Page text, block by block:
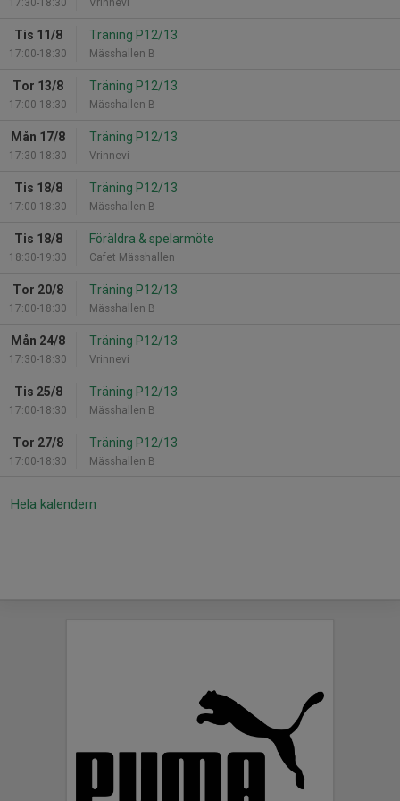
17:30-18:30 Vrinnevi
Tis 11/8
17:00-18:30
Träning P12/13
Mässhallen B
Tor 13/8
17:00-18:30
Träning P12/13
Mässhallen B
Mån 17/8
17:30-18:30
Träning P12/13
Vrinnevi
Tis 18/8
17:00-18:30
Träning P12/13
Mässhallen B
Tis 18/8
18:30-19:30
Föräldra & spelarmöte
Cafet Mässhallen
Tor 20/8
17:00-18:30
Träning P12/13
Mässhallen B
Mån 24/8
17:30-18:30
Träning P12/13
Vrinnevi
Tis 25/8
17:00-18:30
Träning P12/13
Mässhallen B
Tor 27/8
17:00-18:30
Träning P12/13
Mässhallen B
Hela kalendern